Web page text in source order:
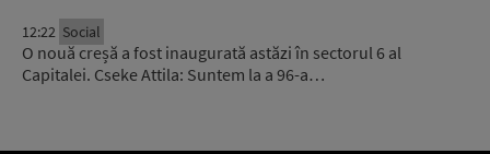
12:22 Social
O nouă creșă a fost inaugurată astăzi în sectorul 6 al
Capitalei. Cseke Attila: Suntem la a 96-a…